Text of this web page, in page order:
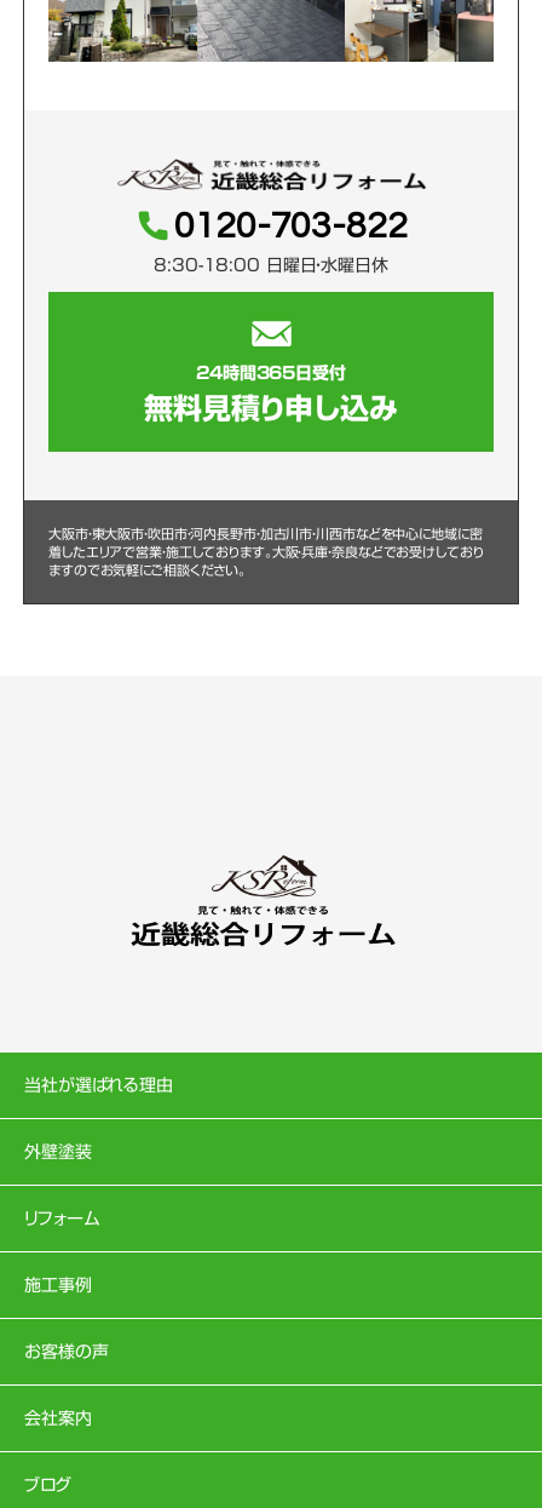
0120-703-822
8:30-18:00 日曜日・水曜日休
24時間365日受付
無料見積り申し込み
大阪市・東大阪市・吹田市・河内長野市・加古川市・川西市などを中心に地域に密
着したエリアで営業・施工しております。大阪・兵庫・奈良などでお受けしており
ますのでお気軽にご相談ください。
当社が選ばれる理由
外壁塗装
リフォーム
施工事例
お客様の声
会社案内
ブログ